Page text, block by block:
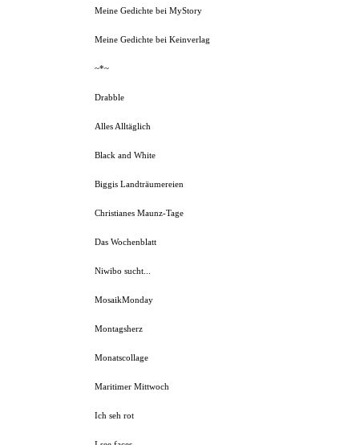
Meine Gedichte bei MyStory
Meine Gedichte bei Keinverlag
~*~
Drabble
Alles Alltäglich
Black and White
Biggis Landträumereien
Christianes Maunz-Tage
Das Wochenblatt
Niwibo sucht...
MosaikMonday
Montagsherz
Monatscollage
Maritimer Mittwoch
Ich seh rot